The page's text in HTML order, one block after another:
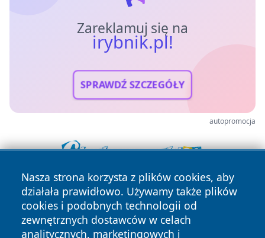
Zareklamuj się na
irybnik.pl!
SPRAWDŹ SZCZEGÓŁY
autopromocja
Nasza strona korzysta z plików cookies, aby
działała prawidłowo. Używamy także plików
cookies i podobnych technologii od
zewnętrznych dostawców w celach
analitycznych, marketingowych i